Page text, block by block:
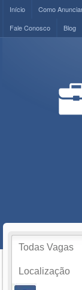
Início Como
Fale Conosco
Blog